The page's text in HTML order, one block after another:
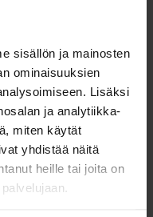
sisällön ja mainosten
ominaisuuksien
Lisäksi
ja analytiikka-
miten käytät
yhdistää näitä
heille tai joita on
i form av
från
bok?
bok vid
är rak och